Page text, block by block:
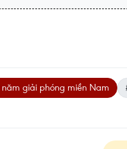
giải phóng miền Nam